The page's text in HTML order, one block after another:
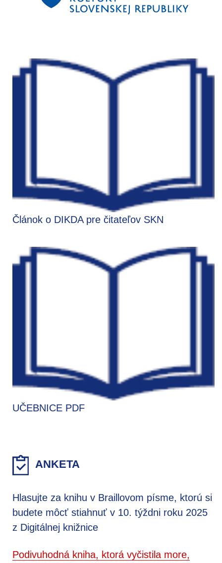
Článok o DIKDA pre čitateľov SKN
UČEBNICE PDF
ANKETA
Hlasujte za knihu v Braillovom písme, ktorú si
budete môcť stiahnuť v 10. týždni roku 2025
z Digitálnej knižnice
Podivuhodná kniha, ktorá vyčistila more,